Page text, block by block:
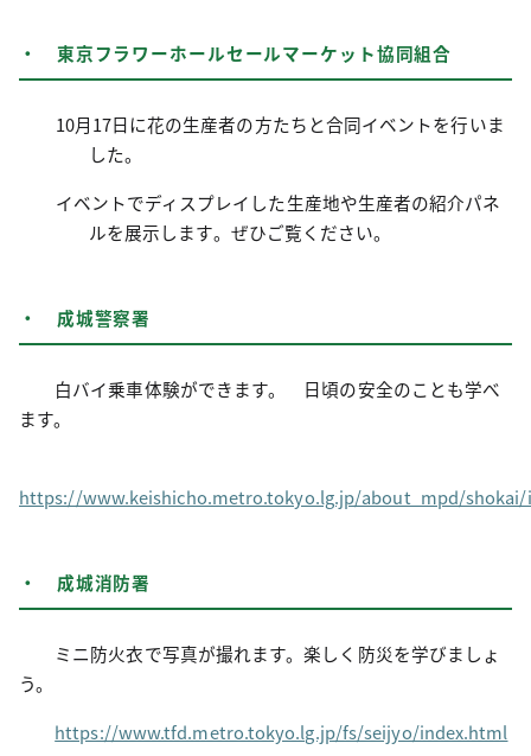
・ 東京フラワーホールセールマーケット協同組合
10月17日に花の生産者の方たちと合同イベントを行いま
した。
イベントでディスプレイした生産地や生産者の紹介パネ
ルを展示します。ぜひご覧ください。
・ 成城警察署
白バイ乗車体験ができます。 日頃の安全のことも学べ
ます。
https://www.keishicho.metro.tokyo.lg.jp/about_mpd/
・ 成城消防署
ミニ防火衣で写真が撮れます。楽しく防災を学びましょ
う。
https://www.tfd.metro.tokyo.lg.jp/fs/seijyo/index.html